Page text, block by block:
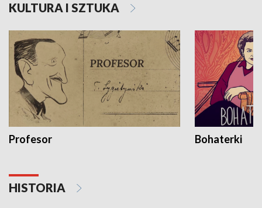
KULTURA I SZTUKA
Profesor Bohaterki
HISTORIA